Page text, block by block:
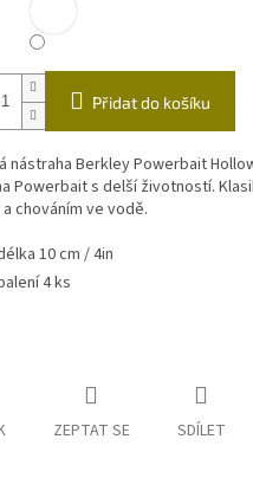
Přidat do košíku
nástraha Berkley Powerbait
Powerbait s delší životností.
chováním ve vodě.
10 cm / 4in
4 ks
ZEPTAT SE SDÍLET